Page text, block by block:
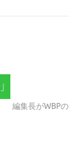
編集長がWBPの